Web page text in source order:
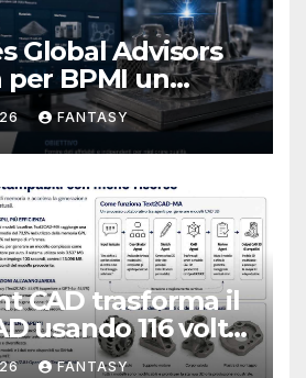
Global Advisors
BPMI un
la stampa 3D
alla filiera
FANTASY
CAD trasforma il
usando 116 volte
FANTASY